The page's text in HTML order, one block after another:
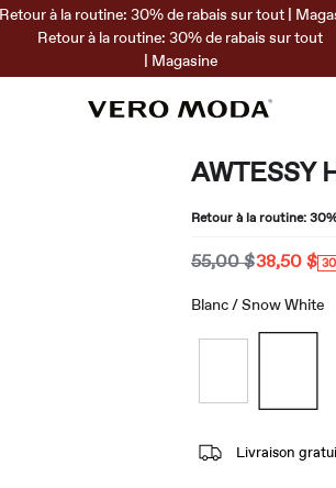
Retour à la routine: 30% de rabais sur tout |
Retour à la routine: 30% de rabais sur tout
| Magasine
AWTESSY
Retour à la routine:
55,00 $38,50 $
Blanc / Snow White
Livraison